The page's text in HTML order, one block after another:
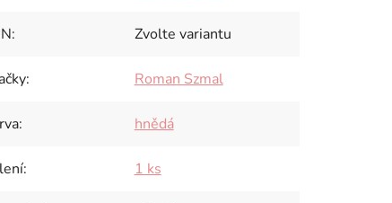
: Zvolte variantu
: Roman Szmal
: hnědá
: 1 ks